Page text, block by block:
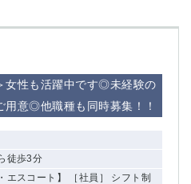
女性も活躍中です◎未経験の
用意◎他職種も同時募集！！
徒歩3分
エスコート】 ［社員］ シフト制
山
摩センター
宿
中目黒